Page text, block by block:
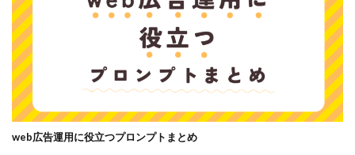
web広告運用に役立つプロンプトまとめ